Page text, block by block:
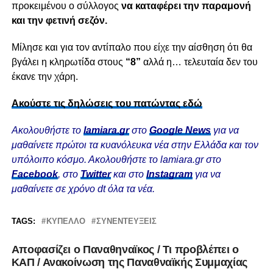
προκειμένου ο σύλλογος να καταφέρει την παραμονή
και την φετινή σεζόν.
Μίλησε και για τον αντίπαλο που είχε την αίσθηση ότι θα
βγάλει η κληρωτίδα στους “8” αλλά η… τελευταία δεν του
έκανε την χάρη.
Ακούστε τις δηλώσεις του πατώντας εδώ
Ακολουθήστε το lamiara.grστο Google Newsγια να
μαθαίνετε πρώτοι τα κυανόλευκα νέα στην Ελλάδα και τον
υπόλοιπο κόσμο. Ακολουθήστε το lamiara.gr στο
Facebook, στο Twitterκαι στο Instagram για να
μαθαίνετε σε χρόνο dt όλα τα νέα.
TAGS: ΚΎΠΕΛΛΟ ΣΥΝΕΝΤΕΎΞΕΙΣ
Aποφασίζει ο Παναθηναϊκος / Τι προβλέπει ο
ΚΑΠ / Ανακοίνωση της Παναθναϊκής Συμμαχίας